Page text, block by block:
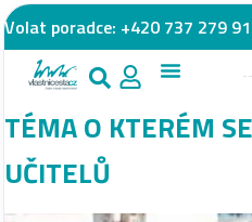
Volat poradce: +420 737 279
TÉMA O KTERÉM
UČITELŮ